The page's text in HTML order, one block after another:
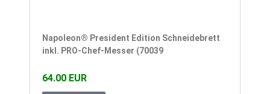
Napoleon® President Edition Schneidebrett
inkl. PRO-Chef-Messer (70039
64.00 EUR